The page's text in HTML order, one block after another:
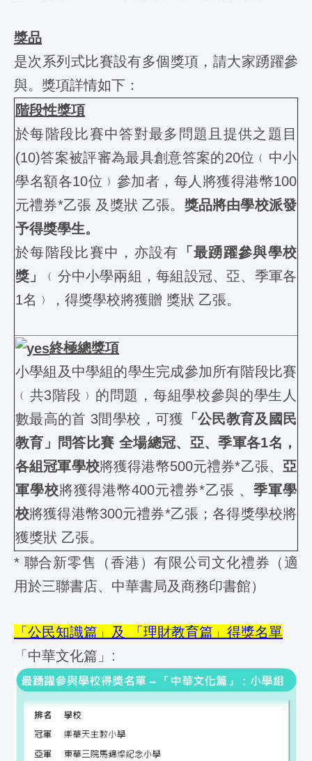
獎品
是次系列式比賽設有多個獎項，請大家踴躍參
與。獎項詳情如下：
階段性獎項
於每階段比賽中答對最多問題且提供之題目
(10)答案被評審為最具創意答案的20位﹙中小
學名額各10位﹚參加者，每人將獲得港幣100
元禮券*乙張 及獎狀 乙張。 獎品將由學校派發
予得獎學生。
於每階段比賽中，亦設有
「最踴躍參與學校
獎」
﹙分中小學兩組，每組設冠、亞、季軍各
1名﹚，得獎學校將獲贈 獎狀 乙張。
終極總獎項
小學組及中學組的學生完成參加所有階段比賽
﹙共3階段﹚的問題，每組學校參與的學生人
數最高的首 3間學校，可獲 「公民教育及國民
教育」問答比賽 全場總冠、亞、季軍各1名，
各組冠軍學校將獲得港幣500元禮券*乙張、亞
軍學校將獲得港幣400元禮券*乙張 、季軍學
校將獲得港幣300元禮券*乙張；各得獎學校將
獲獎狀 乙張。
* 聯合新零售（香港）有限公司文化禮券（適
用於三聯書店、中華書局及商務印書館）
「公民知識篇」及 「理財教育篇」得獎名單
「中華文化篇」: